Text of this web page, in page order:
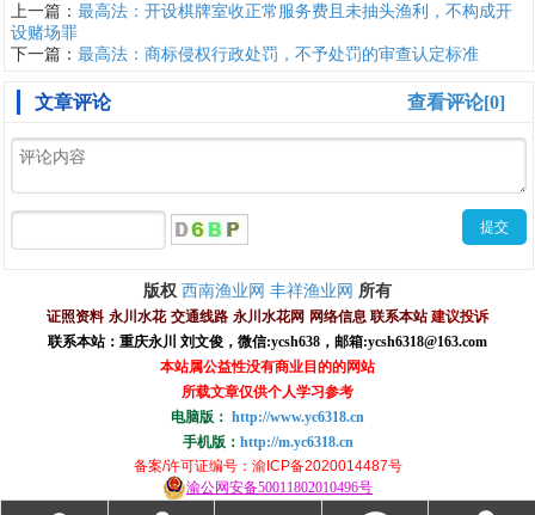
上一篇： 最高法：开设棋牌室收正常服务费且未抽头渔利，不构成开
设赌场罪
下一篇： 最高法：商标侵权行政处罚，不予处罚的审查认定标准
查看评论[0]
文章评论
版权 西南渔业网 丰祥渔业网 所有
证照资料 永川水花 交通线路 永川水花网 网络信息 联系本站 建议投诉
联系本站：重庆永川 刘文俊， 微信:ycsh638 ， 邮箱:ycsh6318@163.com
本站属公益性没有商业目的的网站
所载文章仅供个人学习参考
电脑版： http://www.yc6318.cn
手机版： http://m.yc6318.cn
备案/许可证编号：渝ICP备2020014487号
渝公网安备50011802010496号